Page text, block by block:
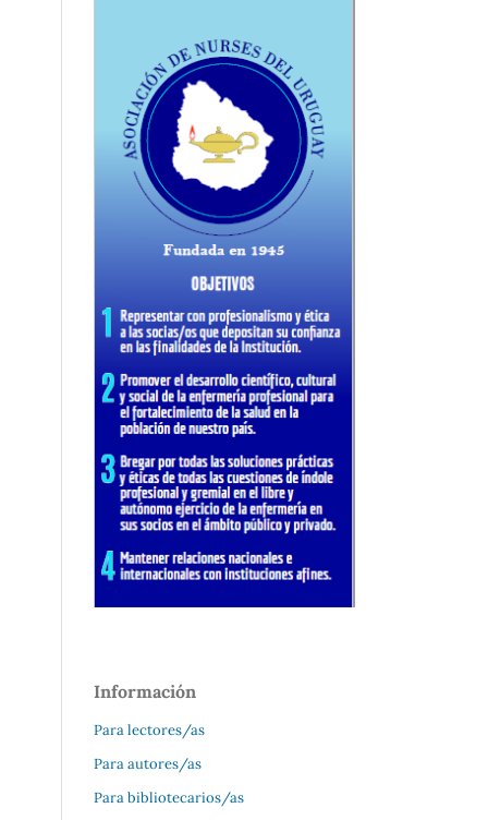
Información
Para lectores/as
Para autores/as
Para bibliotecarios/as